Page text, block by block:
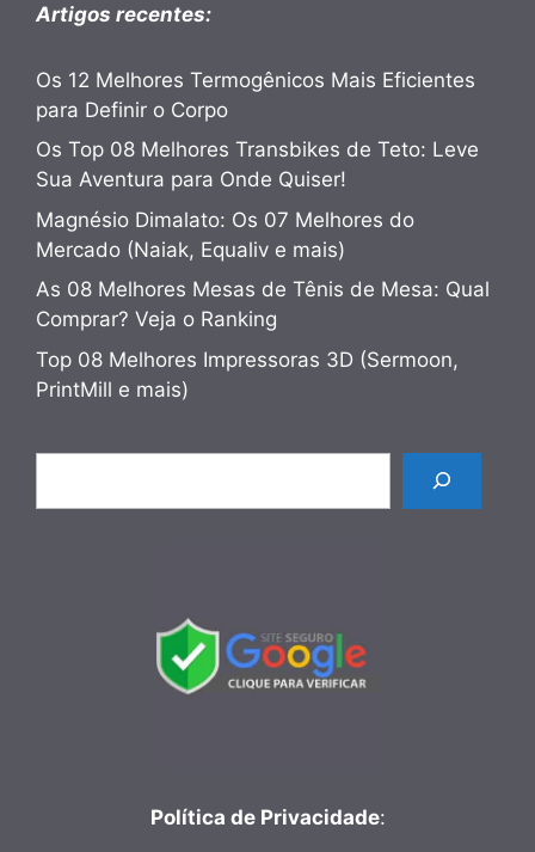
Artigos recentes:
Os 12 Melhores Termogênicos Mais Eficientes
para Definir o Corpo
Os Top 08 Melhores Transbikes de Teto: Leve
Sua Aventura para Onde Quiser!
Magnésio Dimalato: Os 07 Melhores do
Mercado (Naiak, Equaliv e mais)
As 08 Melhores Mesas de Tênis de Mesa: Qual
Comprar? Veja o Ranking
Top 08 Melhores Impressoras 3D (Sermoon,
PrintMill e mais)
Política de Privacidade: